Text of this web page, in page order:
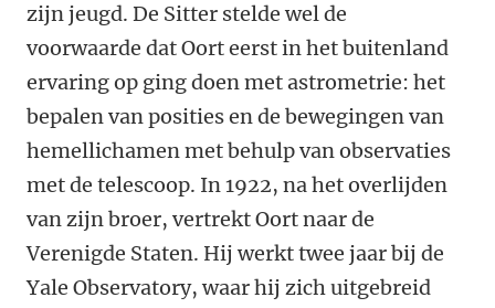
zijn jeugd. De Sitter stelde wel de
voorwaarde dat Oort eerst in het buitenland
ervaring op ging doen met astrometrie: het
bepalen van posities en de bewegingen van
hemellichamen met behulp van observaties
met de telescoop. In 1922, na het overlijden
van zijn broer, vertrekt Oort naar de
Verenigde Staten. Hij werkt twee jaar bij de
Yale Observatory, waar hij zich uitgebreid